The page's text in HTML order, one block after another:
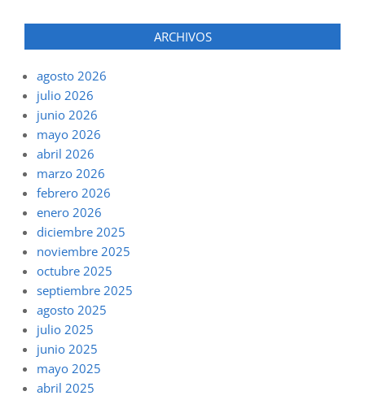
ARCHIVOS
agosto 2026
julio 2026
junio 2026
mayo 2026
abril 2026
marzo 2026
febrero 2026
enero 2026
diciembre 2025
noviembre 2025
octubre 2025
septiembre 2025
agosto 2025
julio 2025
junio 2025
mayo 2025
abril 2025